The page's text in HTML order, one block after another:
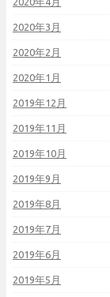
2020年3月
2020年2月
2020年1月
2019年12月
2019年11月
2019年10月
2019年9月
2019年8月
2019年7月
2019年6月
2019年5月